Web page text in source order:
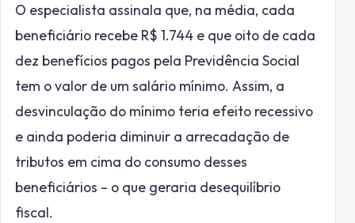
O especialista assinala que, na média, cada
beneficiário recebe R$ 1.744 e que oito de cada
dez benefícios pagos pela Previdência Social
tem o valor de um salário mínimo. Assim, a
desvinculação do mínimo teria efeito recessivo
e ainda poderia diminuir a arrecadação de
tributos em cima do consumo desses
beneficiários – o que geraria desequilíbrio
fiscal.